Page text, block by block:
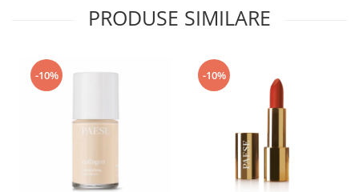
PRODUSE SIMILARE
-10% -10%